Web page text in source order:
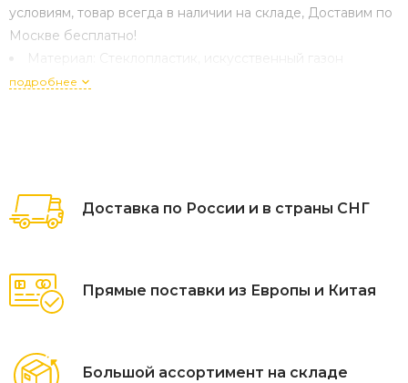
условиям, товар всегда в наличии на складе, Доставим по
Москве бесплатно!
Материал:
Стеклопластик, искусственный газон
подробнее
Доставка по России и в страны СНГ
Прямые поставки из Европы и Китая
Большой ассортимент на складе